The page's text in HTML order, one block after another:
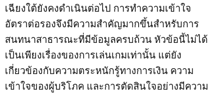
เฉียงใต้ยังคงดำเนินต่อไป การทำความเข้าใจ
อัตราต่อรองจึงมีความสำคัญมากขึ้นสำหรับการ
สนทนาสาธารณะที่มีข้อมูลครบถ้วน หัวข้อนี้ไม่ได้
เป็นเพียงเรื่องของการเล่นเกมเท่านั้น แต่ยัง
เกี่ยวข้องกับความตระหนักรู้ทางการเงิน ความ
เข้าใจของผู้บริโภค และการตัดสินใจอย่างมีความ